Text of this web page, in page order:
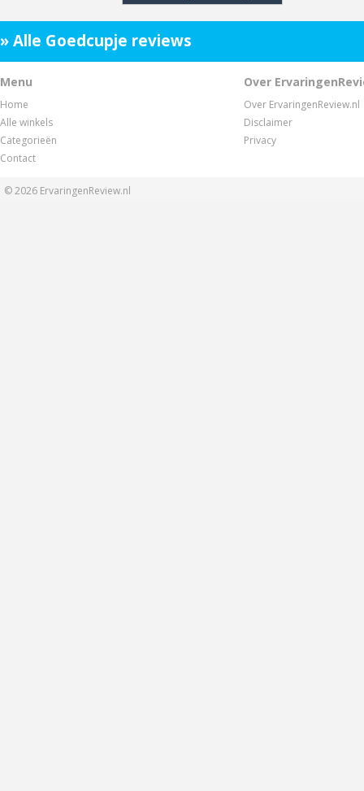
» Alle Goedcupje reviews
Menu
Home
Alle winkels
Categorieën
Contact
Over
Over ErvaringenReview.nl
Disclaimer
Privacy
© 2026 ErvaringenReview.nl